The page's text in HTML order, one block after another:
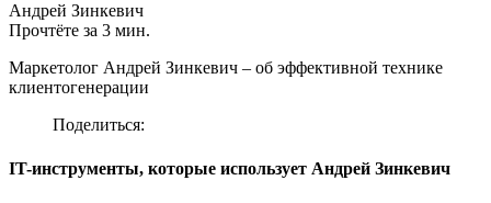
Андрей Зинкевич
Прочтёте за 3 мин.
Маркетолог Андрей Зинкевич – об эффективной технике
клиентогенерации
Поделиться:
IT-инструменты, которые использует Андрей Зинкевич